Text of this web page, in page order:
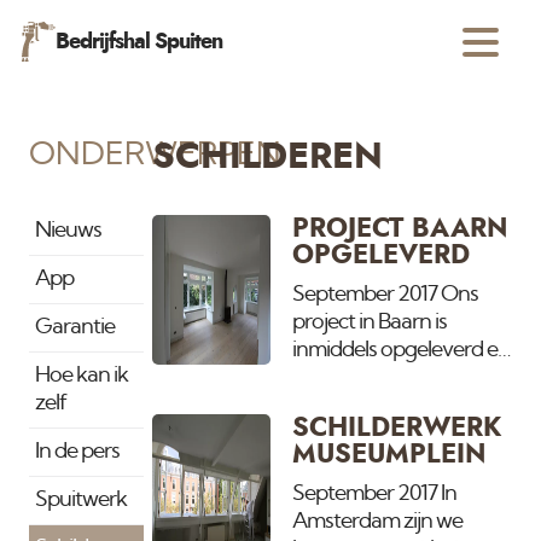
Bedrijfshal Spuiten
ONDERWERPEN
Nieuws
App
Garantie
Hoe kan ik
zelf
In de pers
Spuitwerk
SCHILDEREN
PROJECT BAARN
OPGELEVERD
September 2017 Ons
project in Baarn is
inmiddels opgeleverd en
woning is geheel
gespoten vanaf de
begaande grond, 1e
etage tot en met de
SCHILDERWERK
MUSEUMPLEIN
September 2017 In
Amsterdam zijn we